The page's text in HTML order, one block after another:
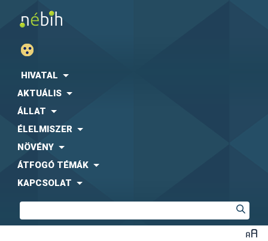
HIVATAL
AKTUÁLIS
ÁLLAT
ÉLELMISZER
NÖVÉNY
ÁTFOGÓ TÉMÁK
KAPCSOLAT